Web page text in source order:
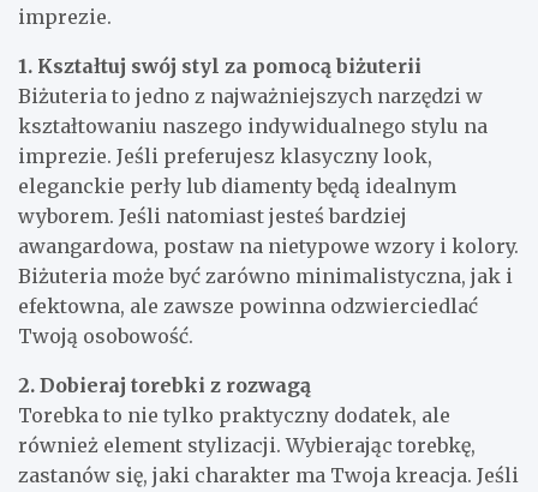
imprezie.
1. Kształtuj swój styl za pomocą biżuterii
Biżuteria to jedno z najważniejszych narzędzi w
kształtowaniu naszego indywidualnego stylu na
imprezie. Jeśli preferujesz klasyczny look,
eleganckie perły lub diamenty będą idealnym
wyborem. Jeśli natomiast jesteś bardziej
awangardowa, postaw na nietypowe wzory i kolory.
Biżuteria może być zarówno minimalistyczna, jak i
efektowna, ale zawsze powinna odzwierciedlać
Twoją osobowość.
2. Dobieraj torebki z rozwagą
Torebka to nie tylko praktyczny dodatek, ale
również element stylizacji. Wybierając torebkę,
zastanów się, jaki charakter ma Twoja kreacja. Jeśli